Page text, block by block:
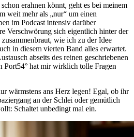
erahnen könnt, geht es bei meinem
weit mehr als „nur“ um einen
im Podcast intensiv darüber
Verschwörung sich eigentlich hinter der
wie ich zu der Idee
in diesem vierten Band alles erwartet.
abseits des reinen geschriebenen
Port54° hat mir wirklich tolle Fragen
wärmstens ans Herz legen! Egal, ob ihr
an der Schlei oder gemütlich
Schaltet unbedingt mal ein.